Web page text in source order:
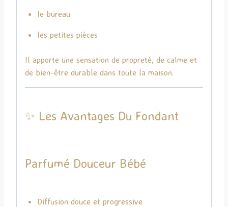
le bureau
les petites pièces
Il apporte une sensation de propreté, de calme et
de bien-être durable dans toute la maison.
✨ Les Avantages Du Fondant
Parfumé Douceur Bébé
Diffusion douce et progressive